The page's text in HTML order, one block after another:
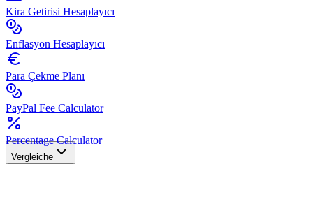
Kira Getirisi Hesaplayıcı
Enflasyon Hesaplayıcı
Para Çekme Planı
PayPal Fee Calculator
Percentage Calculator
Vergleiche